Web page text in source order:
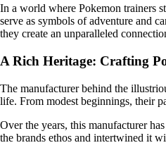
In a world where Pokemon trainers
serve as symbols of adventure and
they create an unparalleled
A Rich Heritage: Crafting
The manufacturer behind the
life. From modest beginnings, their
Over the years, this manufacturer
the brands ethos and intertwined it